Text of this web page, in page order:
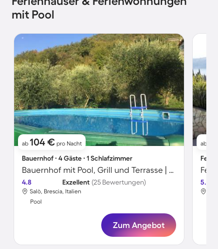
mit Pool
ab 104 € pro Nacht
Bauernhof ∙ 4 Gäste ∙ 1 Schlafzimmer
Bauernhof mit Pool, Grill und Terrasse | Seeblick
4.8 Exzellent (25 Bewertungen)
Salò, Brescia, Italien
Pool
Zum Angebot
ab
5.0